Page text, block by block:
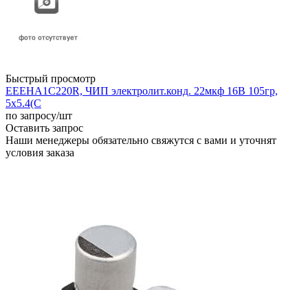
Быстрый просмотр
EEEHA1C220R, ЧИП электролит.конд. 22мкф 16В 105гр,
5x5.4(C
по запросу/шт
Оставить запрос
Наши менеджеры обязательно свяжутся с вами и уточнят
условия заказа